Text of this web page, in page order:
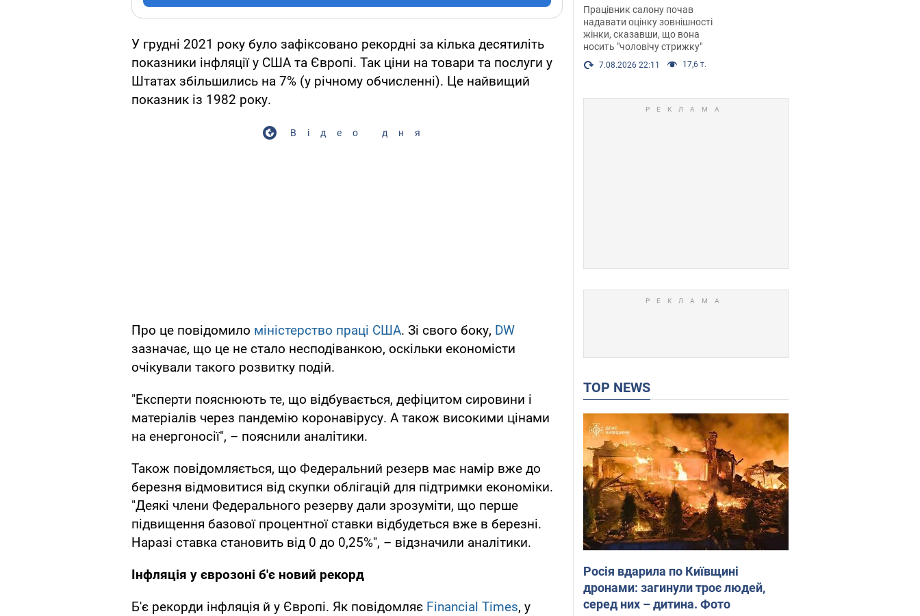
У грудні 2021 року було зафіксовано рекордні за кілька десятиліть
показники інфляції у США та Європі. Так ціни на товари та послуги у
Штатах збільшились на 7% (у річному обчисленні). Це найвищий
показник із 1982 року.
Відео дня
Про це повідомило міністерство праці США. Зі свого боку, DW
зазначає, що це не стало несподіванкою, оскільки економісти
очікували такого розвитку подій.
"Експерти пояснюють те, що відбувається, дефіцитом сировини і
матеріалів через пандемію коронавірусу. А також високими цінами
на енергоносії", – пояснили аналітики.
Також повідомляється, що Федеральний резерв має намір вже до
березня відмовитися від скупки облігацій для підтримки економіки.
"Деякі члени Федерального резерву дали зрозуміти, що перше
підвищення базової процентної ставки відбудеться вже в березні.
Наразі ставка становить від 0 до 0,25%", – відзначили аналітики.
Інфляція у єврозоні б'є новий рекорд
Б'є рекорди інфляція й у Європі. Як повідомляє Financial Times, у
після хімієтерапії,
розгорівся скандал.
Фото
Працівник салону почав
надавати оцінку зовнішності
жінки, сказавши, що вона
носить "чоловічу стрижку"
7.08.2026 22:11 17,6 т.
TOP NEWS
Росія вдарила по Київщині
дронами: загинули троє людей,
серед них – дитина. Фото